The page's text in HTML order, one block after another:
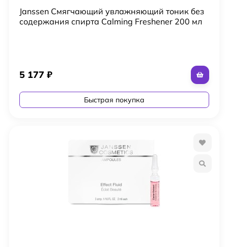
Janssen Смягчающий увлажняющий тоник без
содержания спирта Calming Freshener 200 мл
5 177 ₽
Быстрая покупка